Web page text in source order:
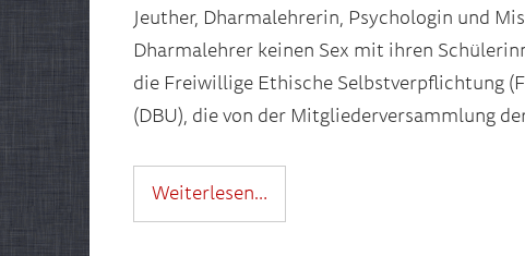
Jeuther, Dharmalehrerin, Psychologin und
Dharmalehrer keinen Sex mit ihren
die Freiwillige Ethische Selbstverpflichtung
(DBU), die von der Mitgliederversammlung
Weiterlesen…